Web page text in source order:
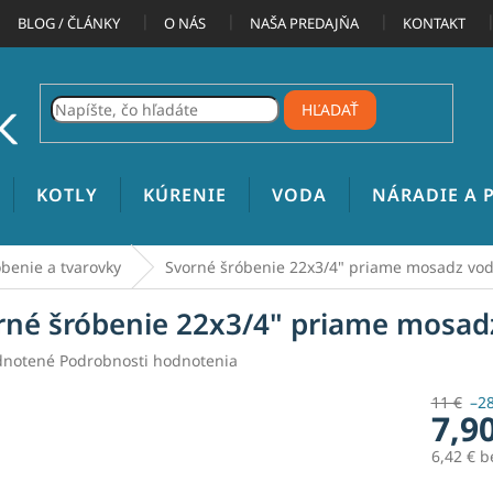
BLOG / ČLÁNKY O NÁS NAŠA PREDAJŇA KONTAKT
HĽADAŤ
KOTLY KÚRENIE VODA NÁRADIE A
a tvarovky Svorné šróbenie 22x3/4" priame mosadz
šróbenie 22x3/4" priame
Podrobnosti hodnotenia
11 €
6,42 €